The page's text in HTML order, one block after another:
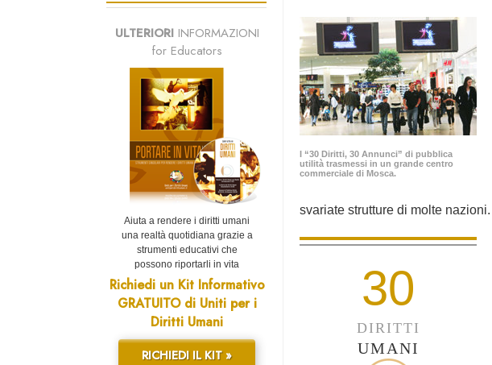
I “30 Diritti, 30 Annunci” di pubblica
utilità trasmessi in un grande centro
commerciale di Mosca.
svariate strutture di molte nazioni.
30
DIRITTI
UMANI
ULTERIORIINFORMAZIONI
for Educators
Aiuta a rendere i diritti umani
una realtà quotidiana grazie a
strumenti educativi che
possono riportarli in vita
Richiedi un Kit Informativo
GRATUITO di Uniti per i
Diritti Umani
RICHIEDI IL KIT »